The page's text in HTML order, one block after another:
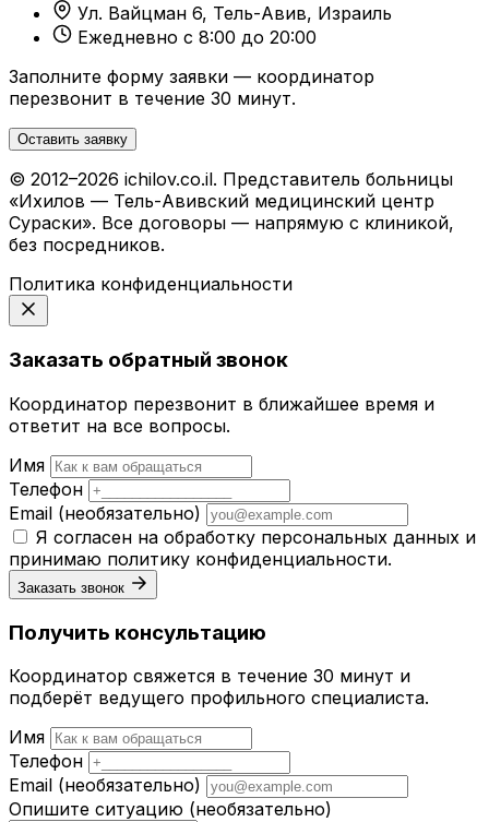
Ул. Вайцман 6, Тель-Авив, Израиль
Ежедневно с 8:00 до 20:00
Заполните форму заявки — координатор
перезвонит в течение 30 минут.
Оставить заявку
© 2012–2026 ichilov.co.il. Представитель больницы
«Ихилов — Тель-Авивский медицинский центр
Сураски». Все договоры — напрямую с клиникой,
без посредников.
Политика конфиденциальности
Заказать обратный звонок
Координатор перезвонит в ближайшее время и
ответит на все вопросы.
Имя
Телефон
Email (необязательно)
Я согласен на обработку персональных данных и
принимаю политику конфиденциальности.
Заказать звонок
Получить консультацию
Координатор свяжется в течение 30 минут и
подберёт ведущего профильного специалиста.
Имя
Телефон
Email (необязательно)
Опишите ситуацию (необязательно)